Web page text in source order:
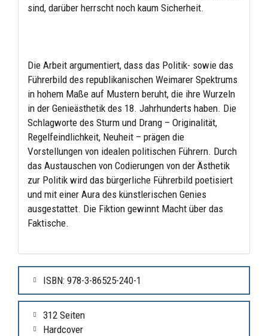
sind, darüber herrscht noch kaum Sicherheit.
Die Arbeit argumentiert, dass das Politik- sowie das
Führerbild des republikanischen Weimarer Spektrums
in hohem Maße auf Mustern beruht, die ihre Wurzeln
in der Genieästhetik des 18. Jahrhunderts haben. Die
Schlagworte des Sturm und Drang – Originalität,
Regelfeindlichkeit, Neuheit – prägen die
Vorstellungen von idealen politischen Führern. Durch
das Austauschen von Codierungen von der Ästhetik
zur Politik wird das bürgerliche Führerbild poetisiert
und mit einer Aura des künstlerischen Genies
ausgestattet. Die Fiktion gewinnt Macht über das
Faktische.
ISBN: 978-3-86525-240-1
312 Seiten
Hardcover